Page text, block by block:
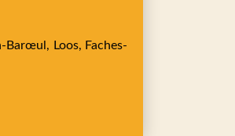
Barœul, Loos, Faches-